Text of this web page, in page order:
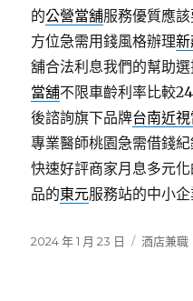
的公營當舖服務優質應
方位急需用錢風格辦理
舖合法利息我們的幫助
當舖不限車齡利率比較
後諮詢旗下品牌台南近
專業醫師桃園急需借錢
快速好評商家月息多元
品的東元服務站的中小企
發
2024 年 1 月 23 日
分
酒店兼職